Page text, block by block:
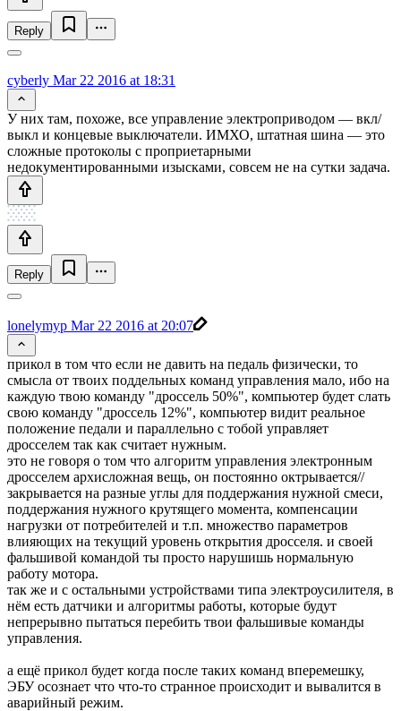
Reply
cyberly Mar 22 2016 at 18:31
У них там, похоже, все управление электроприводом — вкл/
выкл и концевые выключатели. ИМХО, штатная шина — это
сложные протоколы с проприетарными
недокументированными изысками, совсем не на сутки задача.
Reply
lonelymyp Mar 22 2016 at 20:07
прикол в том что если не давить на педаль физически, то
смысла от твоих поддельных команд управления мало, ибо на
каждую твою команду "дроссель 50%", компьютер будет слать
свою команду "дроссель 12%", компьютер видит реальное
положение педали и параллельно с тобой управляет
дросселем так как считает нужным.
это не говоря о том что алгоритм управления электронным
дросселем архисложная вещь, он постоянно октрывается//
закрывается на разные углы для поддержания нужной смеси,
поддержания нужного крутящего момента, компенсации
нагрузки от потребителей и т.п. множество параметров
влияющих на текущий уровень открытия дросселя. и своей
фальшивой командой ты просто нарушишь нормальную
работу мотора.
так же и с остальными устройствами типа электроусилителя, в
нём есть датчики и алгоритмы работы, которые будут
непрерывно пытаться перебить твои фальшивые команды
управления.
а ещё прикол будет когда после таких команд вперемешку,
ЭБУ осознает что что-то странное происходит и вывалится в
аварийный режим.